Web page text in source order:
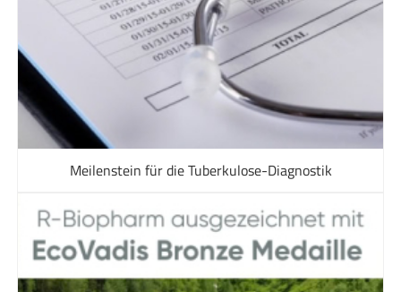
Meilenstein für die Tuberkulose-Diagnostik